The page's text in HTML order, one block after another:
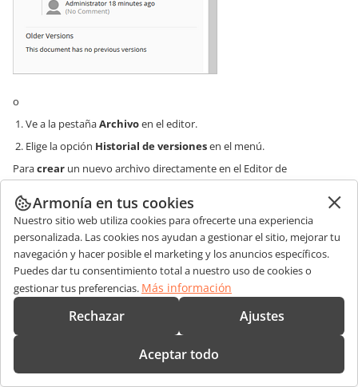
o
Ve a la pestañaArchivoen el editor.
Elige la opción Historial de versionesen el menú.
Paracrear un nuevo archivo directamente en el Editor de
Documentos:
Abre la pestañaArchivo .
Crear nuevo
Se abrirá un nuevo archivo .docx en una nueva pestaña.
Para crearplantillas personalizadas :
Inicia sesión en tu portal de Alfresco como administrador que lo
Diccionario de Datos Plantillas de Nodo.
Agrega plantillas personalizadas en los formatos disponibles:
x , .xlsx , .pptx .
Armonía en tus cookies
Nuestro sitio web utiliza cookies para ofrecerte una experiencia
personalizada. Las cookies nos ayudan a gestionar el sitio, mejorar tu
navegación y hacer posible el marketing y los anuncios específicos.
Puedes dar tu consentimiento total a nuestro uso de cookies o
gestionar tus preferencias. Más información
Rechazar Ajustes
Aceptar todo